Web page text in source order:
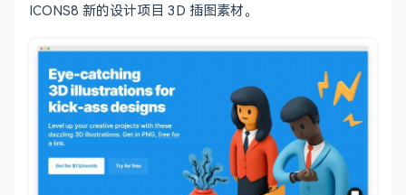
ICONS8 新的设计项目 3D 插图素材。